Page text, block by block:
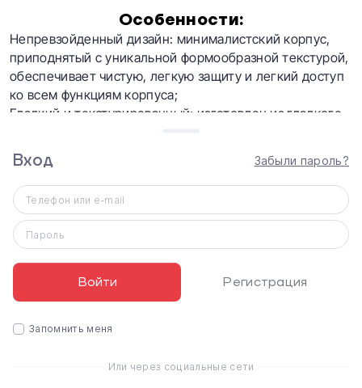
Особенности:
Непревзойденный дизайн: минималистский корпус,
приподнятый с уникальной формообразной текстурой,
обеспечивает чистую, легкую защиту и легкий доступ
ко всем функциям корпуса;
Гладкий и текстурированный: изготовлен из гладкого
захвата;
Полный доступ: беспрепятственный доступ к AirPods,
зарядному порту и элементам управления;
Идеально подходит: Подходит для AirPods с чехлом
для зарядки, AirPods с чехлом для беспроводной
зарядки и чехлом для беспроводной зарядки AirPods;
Go Wireless: полностью совместим с беспроводной
Вход Забыли пароль?
Телефон или e-mail
Пароль
Войти Регистрация
Запомнить меня
Или через социальные сети